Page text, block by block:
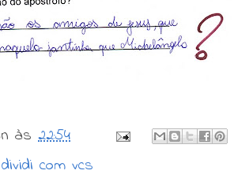
às 22:54
com vcs